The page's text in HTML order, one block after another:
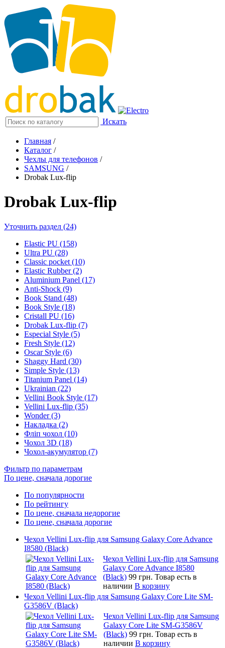
Искать
Главная /
Каталог /
Чехлы для телефонов /
SAMSUNG /
Drobak Lux-flip
Drobak Lux-flip
Уточнить раздел (24)
Elastic PU (158)
Ultra PU (28)
Classic pocket (10)
Elastic Rubber (2)
Aluminium Panel (17)
Anti-Shock (9)
Book Stand (48)
Book Style (18)
Cristall PU (16)
Drobak Lux-flip (7)
Especial Style (5)
Fresh Style (12)
Oscar Style (6)
Shaggy Hard (30)
Simple Style (13)
Titanium Panel (14)
Ukrainian (22)
Vellini Book Style (17)
Vellini Lux-flip (35)
Wonder (3)
Накладка (2)
Фліп чохол (10)
Чохол 3D (18)
Чохол-акумулятор (7)
Фильтр по параметрам
По цене, сначала дорогие
По популярности
По рейтингу
По цене, сначала недорогие
По цене, сначала дорогие
Чехол Vellini Lux-flip для Samsung Galaxy Core Advance
I8580 (Black)
Чехол Vellini Lux-flip для Samsung
Galaxy Core Advance I8580
(Black) 99 грн. Товар есть в
наличии В корзину
Чехол Vellini Lux-flip для Samsung Galaxy Core Lite SM-
G3586V (Black)
Чехол Vellini Lux-flip для Samsung
Galaxy Core Lite SM-G3586V
(Black) 99 грн. Товар есть в
наличии В корзину